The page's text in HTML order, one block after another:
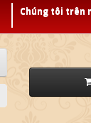
Chúng tôi trên